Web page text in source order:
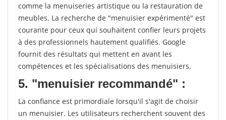
comme la menuiseries artistique ou la restauration de
meubles. La recherche de "menuisier expérimenté" est
courante pour ceux qui souhaitent confier leurs projets
à des professionnels hautement qualifiés. Google
fournit des résultats qui mettent en avant les
compétences et les spécialisations des menuisiers.
5. "menuisier recommandé" :
La confiance est primordiale lorsqu'il s'agit de choisir
un menuisier. Les utilisateurs recherchent souvent des